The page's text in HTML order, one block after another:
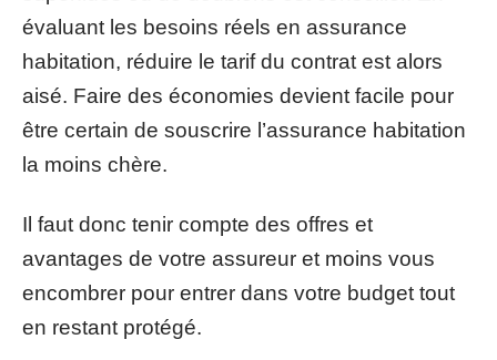
évaluant les besoins réels en assurance
habitation, réduire le tarif du contrat est alors
aisé. Faire des économies devient facile pour
être certain de souscrire l’assurance habitation
la moins chère.
Il faut donc tenir compte des offres et
avantages de votre assureur et moins vous
encombrer pour entrer dans votre budget tout
en restant protégé.